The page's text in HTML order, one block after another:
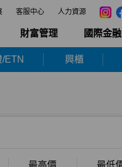
客服中心 人力資源
財富管理 國際金融
ETN 興櫃